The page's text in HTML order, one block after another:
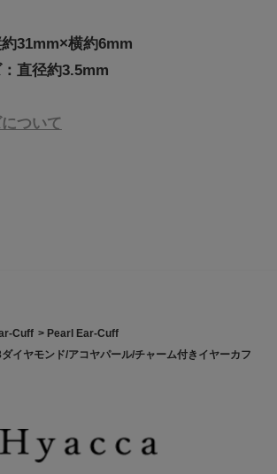
31mm×横約6mm
直径約3.5mm
ついて
Cuff > Pearl Ear-Cuff
イヤモンド/アコヤパール/チャーム付きイヤーカフ